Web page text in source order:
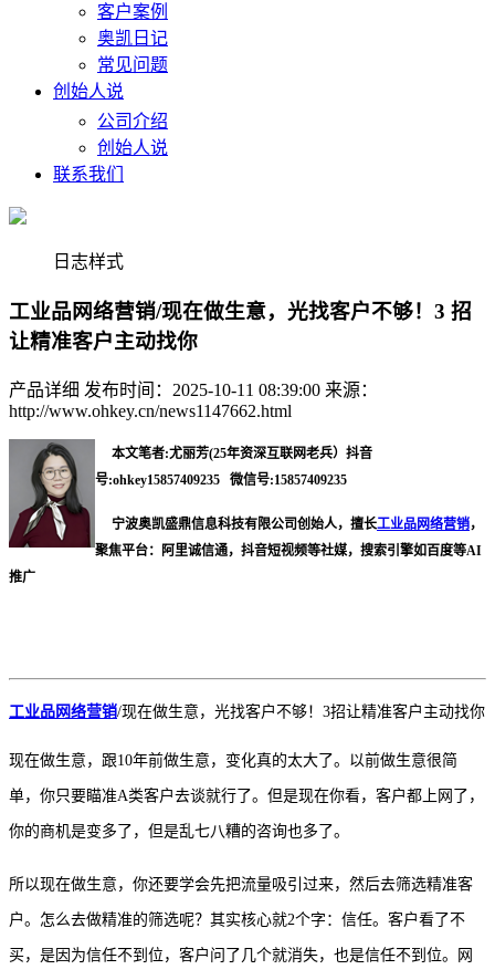
客户案例
奥凯日记
常见问题
创始人说
公司介绍
创始人说
联系我们
日志样式
工业品网络营销/现在做生意，光找客户不够！3 招
让精准客户主动找你
产品详细 发布时间：2025-10-11 08:39:00 来源：
http://www.ohkey.cn/news1147662.html
本文笔者:尤丽芳(25年资深互联网老兵）抖音
号:ohkey15857409235 微信号:15857409235
宁波奥凯盛鼎信息科技有限公司创始人，擅长工业品网络营销，
聚焦平台：阿里诚信通，抖音短视频等社媒，搜索引擎如百度等AI
推广
工业品网络营销/现在做生意，光找客户不够！ 3招让精准客户主动找你
现在做生意，跟10年前做生意，变化真的太大了。以前做生意很简
单，你只要瞄准A类客户去谈就行了。但是现在你看，客户都上网了，
你的商机是变多了，但是乱七八糟的咨询也多了。
所以现在做生意，你还要学会先把流量吸引过来，然后去筛选精准客
户。怎么去做精准的筛选呢？其实核心就2个字：信任。客户看了不
买，是因为信任不到位，客户问了几个就消失，也是信任不到位。网